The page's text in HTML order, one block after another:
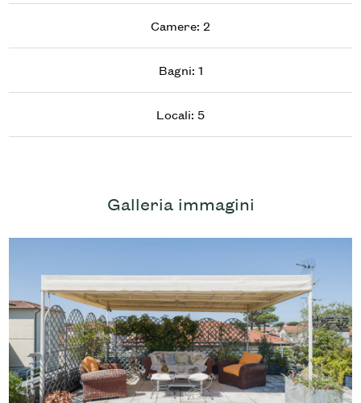
Camere: 2
Bagni: 1
Locali: 5
Galleria immagini